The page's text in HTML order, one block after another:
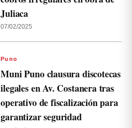
Juliaca
07/02/2025
Puno
Muni Puno clausura discotecas
ilegales en Av. Costanera tras
operativo de fiscalización para
garantizar seguridad